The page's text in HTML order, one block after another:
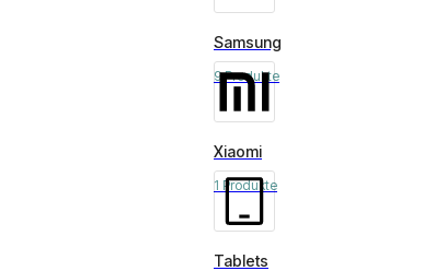
Samsung
9 Produkte
Xiaomi
1 Produkte
Tablets